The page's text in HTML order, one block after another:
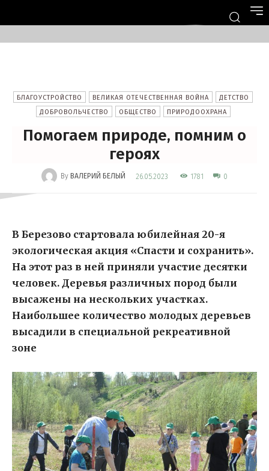
БЛАГОУСТРОЙСТВО ВЕЛИКАЯ ОТЕЧЕСТВЕННАЯ ВОЙНА
ДЕТСТВО
ДОБРОВОЛЬЧЕСТВО
ОБЩЕСТВО ПРИРОДООХРАНА
Помогаем природе, помним о
героях
By ВАЛЕРИЙ БЕЛЫЙ 26.05.2023 1781 0
В Березово стартовала юбилейная 20-я
экологическая акция «Спасти и сохранить».
На этот раз в ней приняли участие десятки
человек. Деревья различных пород были
высажены на нескольких участках.
Наибольшее количество молодых деревьев
высадили в специальной рекреативной
зоне